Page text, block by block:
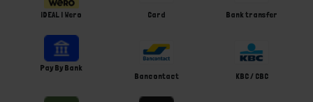
iDEAL | Wero Card Bank transfer
Pay By Bank
Bancontact
KBC / CBC